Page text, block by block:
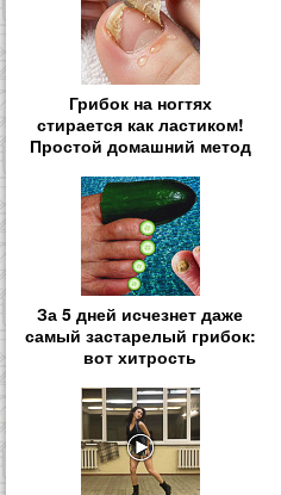
Грибок на ногтях
стирается как ластиком!
Простой домашний метод
За 5 дней исчезнет даже
самый застарелый грибок:
вот хитрость